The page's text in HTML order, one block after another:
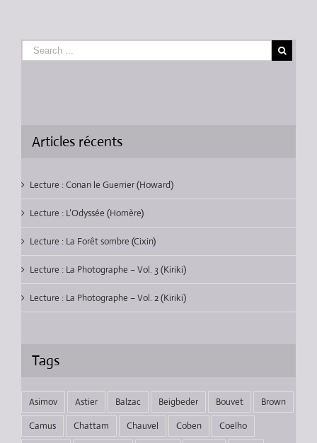
Articles récents
Lecture : Conan le Guerrier (Howard)
Lecture : L’Odyssée (Homère)
Lecture : La Forêt sombre (Cixin)
Lecture : La Photographe – Vol. 3 (Kiriki)
Lecture : La Photographe – Vol. 2 (Kiriki)
Tags
Asimov Astier Balzac Beigbeder Bouvet
Brown
Camus
Chattam Chauvel Coben
Coelho